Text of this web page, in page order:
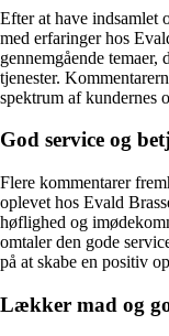
Efter at have indsamlet
med erfaringer hos
gennemgående
tjenester.
spektrum af kundernes
God service og
Flere kommentarer
oplevet hos Evald
høflighed og
omtaler den gode
på at skabe en positiv
Lækker mad og